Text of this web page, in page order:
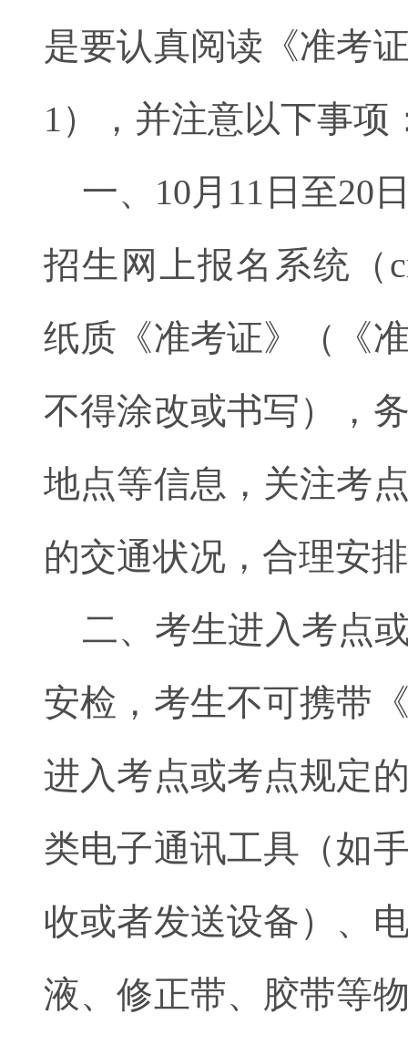
是要认真阅读《准考
1），并注意以下事项
一、10月11日至20
招生网上报名系统（
纸质《准考证》（《
不得涂改或书写），
地点等信息，关注考
的交通状况，合理安
二、考生进入考点
安检，考生不可携带
进入考点或考点规定
类电子通讯工具（如
收或者发送设备）、
液、修正带、胶带等